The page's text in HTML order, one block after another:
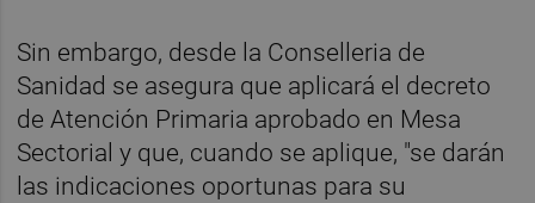
Sin embargo, desde la Conselleria de
Sanidad se asegura que aplicará el decreto
de Atención Primaria aprobado en Mesa
Sectorial y que, cuando se aplique, "se darán
las indicaciones oportunas para su